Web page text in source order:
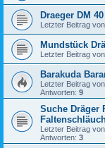
Draeger DM
Letzter Beitrag von
Mundstück
Letzter Beitrag von
Barakuda
Letzter Beitrag von
Antworten: 9
Suche Dräger
Letzter Beitrag von
Antworten: 3